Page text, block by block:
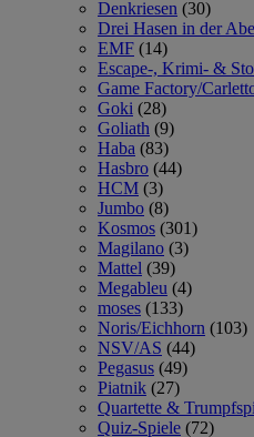
Denkriesen (30)
Drei Hasen in der
EMF (14)
Escape-, Krimi- &
Game Factory/
Goki (28)
Goliath (9)
Haba (83)
Hasbro (44)
HCM (3)
Jumbo (8)
Kosmos (301)
Magilano (3)
Mattel (39)
Megableu (4)
moses (133)
Noris/Eichhorn (103)
NSV/AS (44)
Pegasus (49)
Piatnik (27)
Quartette &
Quiz-Spiele (72)